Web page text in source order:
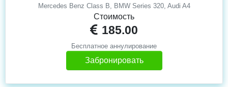
Mercedes Benz Class B, BMW Series 320, Audi A4
Стоимость
185.00
Бесплатное аннулирование
Забронировать